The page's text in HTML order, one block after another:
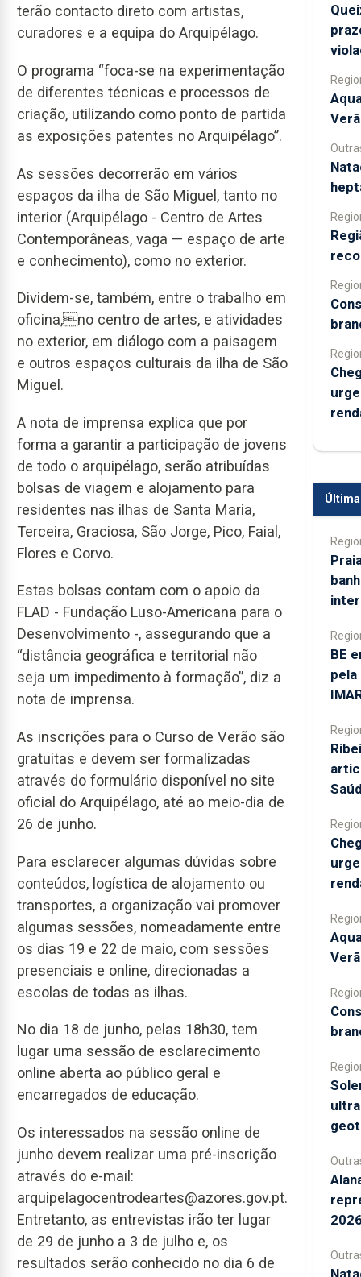
terão contacto direto com artistas,
curadores e a equipa do Arquipélago.
O programa “foca-se na experimentação
de diferentes técnicas e processos de
criação, utilizando como ponto de partida
as exposições patentes no Arquipélago”.
As sessões decorrerão em vários
espaços da ilha de São Miguel, tanto no
interior (Arquipélago - Centro de Artes
Contemporâneas, vaga — espaço de arte
e conhecimento), como no exterior.
Dividem-se, também, entre o trabalho em
oficina,no centro de artes, e atividades
no exterior, em diálogo com a paisagem
e outros espaços culturais da ilha de São
Miguel.
A nota de imprensa explica que por
forma a garantir a participação de jovens
de todo o arquipélago, serão atribuídas
bolsas de viagem e alojamento para
residentes nas ilhas de Santa Maria,
Terceira, Graciosa, São Jorge, Pico, Faial,
Flores e Corvo.
Estas bolsas contam com o apoio da
FLAD - Fundação Luso-Americana para o
Desenvolvimento -, assegurando que a
“distância geográfica e territorial não
seja um impedimento à formação”, diz a
nota de imprensa.
As inscrições para o Curso de Verão são
gratuitas e devem ser formalizadas
através do formulário disponível no site
oficial do Arquipélago, até ao meio-dia de
26 de junho.
Para esclarecer algumas dúvidas sobre
conteúdos, logística de alojamento ou
transportes, a organização vai promover
algumas sessões, nomeadamente entre
os dias 19 e 22 de maio, com sessões
presenciais e online, direcionadas a
escolas de todas as ilhas.
No dia 18 de junho, pelas 18h30, tem
lugar uma sessão de esclarecimento
online aberta ao público geral e
encarregados de educação.
Os interessados na sessão online de
junho devem realizar uma pré-inscrição
através do e-mail:
arquipelagocentrodeartes@azores.gov.pt.
Entretanto, as entrevistas irão ter lugar
de 29 de junho a 3 de julho e, os
resultados serão conhecido no dia 6 de
BE
pela